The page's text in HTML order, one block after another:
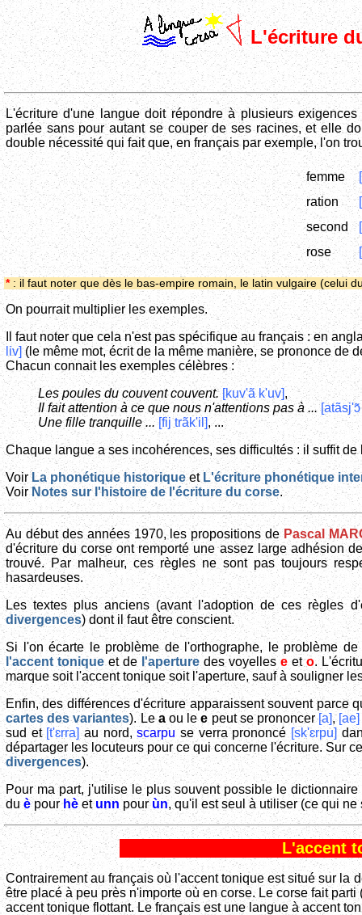
L'écriture
L'écriture d'une langue doit répondre à plusieurs
parlée sans pour autant se couper de ses racines, et elle
double nécessité qui fait que, en français par exemple, l'on
femme
ration
second
rose
*: il faut noter que dès le bas-empire romain, le latin vulgaire (celui
On pourrait multiplier les exemples.
Il faut noter que cela n'est pas spécifique au français : en
liv] (le même mot, écrit de la même manière, se prononce de
Chacun connait les exemples célèbres :
Les poules du couvent couvent.[kuv'ã k'uv],
Il fait attention à ce que nous n'attentions pas à ...
Une fille tranquille ... [fij trãk'il], ...
Chaque langue a ses incohérences, ses difficultés : il suffit
VoirLa phonétique historiqueet L'écriture phonétique
VoirNotes sur l'histoire de l'écriture du corse.
Au début des années 1970, les propositions dePascal
d'écriture du corse ont remporté une assez large adhésion
trouvé. Par malheur, ces règles ne sont pas toujours
hasardeuses.
Les textes plus anciens (avant l'adoption de ces règles
divergences) dont il faut être conscient.
Si l'on écarte le problème de l'orthographe, le problème
l'accent tonique et de l'aperture des voyellese eto.
marque soit l'accent tonique soit l'aperture, sauf à souligner
Enfin, des différences d'écriture apparaissent souvent parce
cartes des variantes). Leaou lee peut se prononcer[a], [ae]
sud et [t'ɛrra] au nord,scarpu se verra prononcé [sk'ɛrpu]
départager les locuteurs pour ce qui concerne l'écriture. Sur
divergences).
Pour ma part, j'utilise le plus souvent possible le
duèpourhèet unnpourùn, qu'il est seul à utiliser (ce qui
L'accent
Contrairement au français où l'accent tonique est situé sur la
être placé à peu près n'importe où en corse. Le corse fait
accent tonique flottant. Le français est une langue à accent